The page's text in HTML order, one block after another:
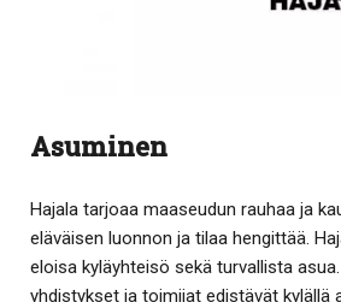
Asuminen
Hajala tarjoaa maaseudun rauhaa ja
eläväisen luonnon ja tilaa hengittää.
eloisa kyläyhteisö sekä turvallista
yhdistykset ja toimijat edistävät kylällä